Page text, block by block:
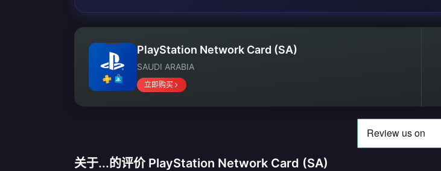
PlayStation Network Card (SA)
SAUDI ARABIA
立即购买
关于...的评价 PlayStation Network Card (SA)